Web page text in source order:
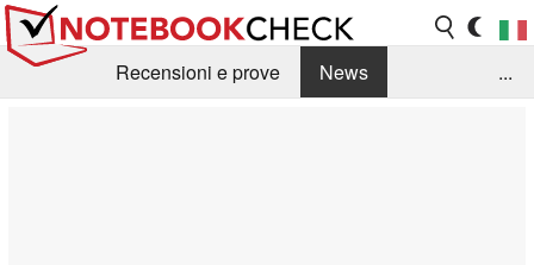
Recensioni e prove
News
...